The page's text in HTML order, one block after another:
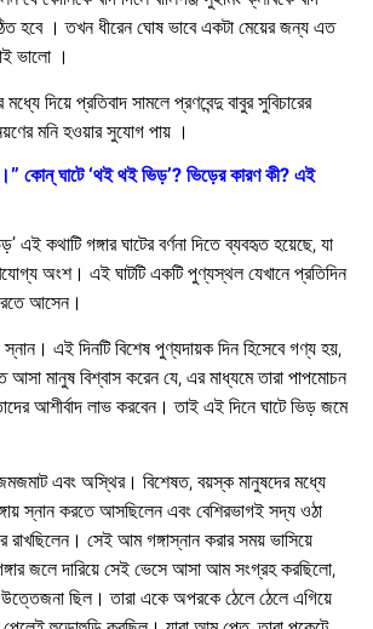
হবে । তখন ধীরেন ঘোষ ভাবে একটা মেয়ের জন্য এত
ভালো ।
দিয়ে প্রতিবাদ সামলে প্রণবেন্দু বাবুর সুবিচারের
মনি হওয়ার সুযোগ পায় ।
কোন্ ঘাটে ‘থই থই ভিড়’? ভিড়ের কারণ কী? এই
এই কথাটিগঙ্গার ঘাটেরবর্ণনা দিতে ব্যবহৃত হয়েছে, যা
অংশ। এই ঘাটটি একটি পুণ্যস্থল যেখানে প্রতিদিন
আসেন।
স্নান। এই দিনটি বিশেষ পুণ্যদায়ক দিন হিসেবে গণ্য হয়,
আসা মানুষ বিশ্বাস করেন যে, এর মাধ্যমে তারা পাপমোচন
আশীর্বাদ লাভ করবেন। তাই এই দিনে ঘাটে ভিড় জমে
এবং অস্থির। বিশেষত, বয়স্ক মানুষদের মধ্যে
স্নান করতে আসছিলেন এবং বেশিরভাগই সদ্য ওঠা
রাখছিলেন। সেই আম গঙ্গাস্নান করার সময় ভাসিয়ে
জলে দারিয়ে সেই ভেসে আসা আম সংগ্রহ করছিলো,
ছিল। তারা একে অপরকে ঠেলে ঠেলে এগিয়ে